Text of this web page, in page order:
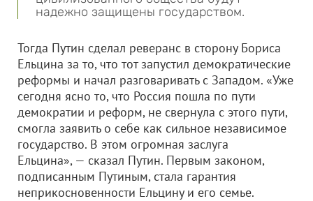
надежно защищены государством.
Тогда Путин сделал реверанс в сторону Бориса
Ельцина за то, что тот запустил демократические
реформы и начал разговаривать с Западом. «Уже
сегодня ясно то, что Россия пошла по пути
демократии и реформ, не свернула с этого пути,
смогла заявить о себе как сильное независимое
государство. В этом огромная заслуга
Ельцина», — сказал Путин. Первым законом,
подписанным Путиным, стала гарантия
неприкосновенности Ельцину и его семье.